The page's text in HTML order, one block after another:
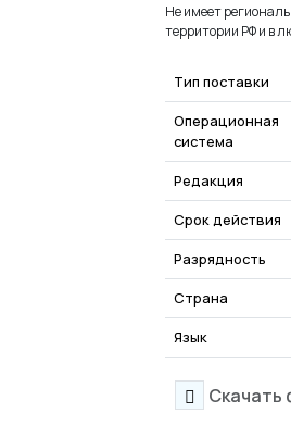
Не имеет
территории РФ и в
Тип поставки
Операционная
система
Редакция
Срок действия
Разрядность
Страна
Язык
Скачать